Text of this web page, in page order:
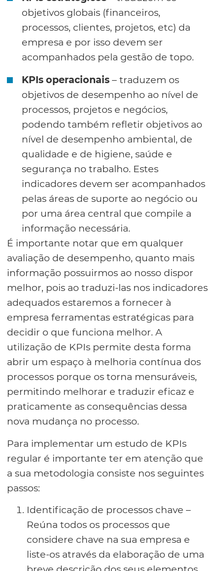
objetivos globais (financeiros,
processos, clientes, projetos, etc) da
empresa e por isso devem ser
acompanhados pela gestão de topo.
KPIs operacionais – traduzem os
objetivos de desempenho ao nível de
processos, projetos e negócios,
podendo também refletir objetivos ao
nível de desempenho ambiental, de
qualidade e de higiene, saúde e
segurança no trabalho. Estes
indicadores devem ser acompanhados
pelas áreas de suporte ao negócio ou
por uma área central que compile a
informação necessária.
É importante notar que em qualquer
avaliação de desempenho, quanto mais
informação possuirmos ao nosso dispor
melhor, pois ao traduzi-las nos indicadores
adequados estaremos a fornecer à
empresa ferramentas estratégicas para
decidir o que funciona melhor. A
utilização de KPIs permite desta forma
abrir um espaço à melhoria contínua dos
processos porque os torna mensuráveis,
permitindo melhorar e traduzir eficaz e
praticamente as consequências dessa
nova mudança no processo.
Para implementar um estudo de KPIs
regular é importante ter em atenção que
a sua metodologia consiste nos seguintes
passos:
Identificação de processos chave –
Reúna todos os processos que
considere chave na sua empresa e
liste-os através da elaboração de uma